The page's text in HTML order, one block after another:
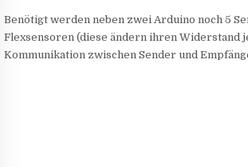
Benötigt werden neben zwei Arduino noch 5
Flexsensoren (diese ändern ihren Widerstand
Kommunikation zwischen Sender und